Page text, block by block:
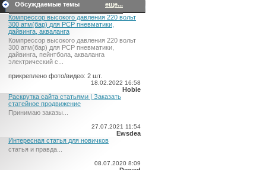
Обсуждаемые темы
еще...
Компрессор высокого давления 220 вольт
300 атм(бар) для PCP пневматики,
дайвинга, акваланга
Компрессор высокого давления 220 вольт
300 атм(бар) для PCP пневматики,
дайвинга, пейнтбола, акваланга
электрический c...
прикреплено фото/видео: 2 шт.
18.02.2022 16:58
Hobie
Раскрутка сайта статьями | Заказать
статейное продвижение
Принимаю заказы...
27.07.2021 11:54
Ewsdea
Интересная статья для новичков
статья и правда...
08.07.2020 8:09